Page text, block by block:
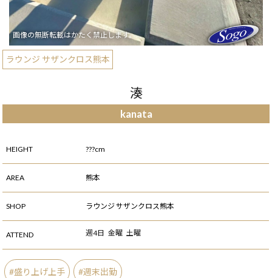
ラウンジ サザンクロス熊本
湊
kanata
HEIGHT ???cm
AREA 熊本
SHOP ラウンジ サザンクロス熊本
ATTEND 週4日 金曜 土曜
盛り上げ上手 週末出勤